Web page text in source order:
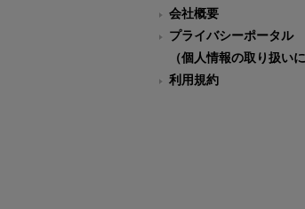
会社概要
プライバシーポータル
（個人情報の取り扱い
利用規約